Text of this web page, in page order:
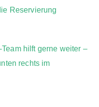
Reservierung
hilft gerne weiter –
rechts im